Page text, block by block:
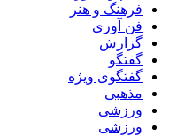
فرهنگ و هنر
فن آوری
گزارش
گفتگو
گفتگوی ویژه
مذهبی
ورزشی
ورزشی